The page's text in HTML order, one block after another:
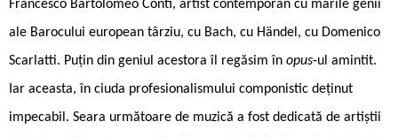
Francesco Bartolomeo Conti, artist contemporan cu marile genii
ale Barocului european târziu, cu Bach, cu Händel, cu Domenico
Scarlatti. Puțin din geniul acestora îl regăsim în opus-ul amintit.
Iar aceasta, în ciuda profesionalismului componistic deținut
impecabil. Seara următoare de muzică a fost dedicată de artiștii